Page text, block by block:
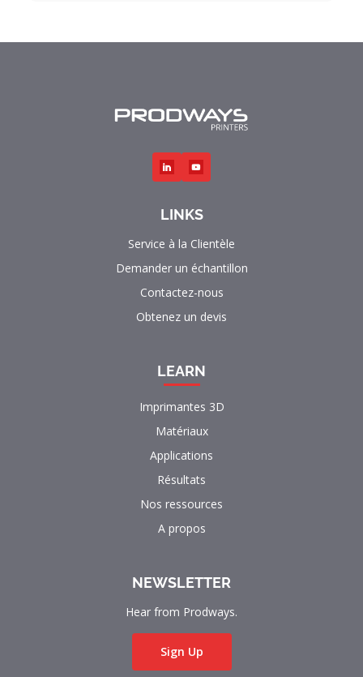
LINKS
Service à la Clientèle
Demander un échantillon
Contactez-nous
Obtenez un devis
LEARN
Imprimantes 3D
Matériaux
Applications
Résultats
Nos ressources
A propos
NEWSLETTER
Hear from Prodways.
Sign Up